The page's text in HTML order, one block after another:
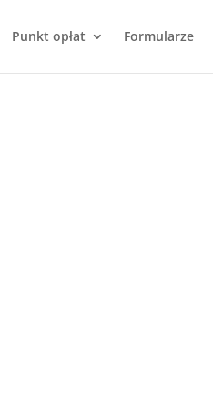
Punkt opłat Formularze